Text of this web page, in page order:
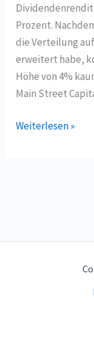
Prozent.
die Verteilung
erweitert habe,
Höhe von 4%
Main Street
Weiterlesen »